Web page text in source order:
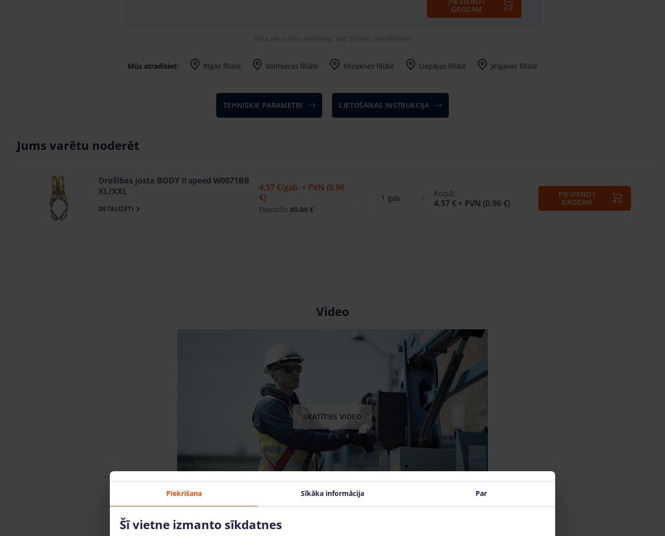
GROZAM
Gala cena būs redzama, kad būsiet pieslēdzies!
Mūs atradīsiet: Rīgas filiāle Valmieras filiāle Rēzeknes filiāle Liepājas filiāle Jelgavas filiāle
TEHNISKIE PARAMETRI LIETOŠANAS INSTRUKCIJA
Jums varētu noderēt
Drošības josta BODY II speed W0071BB
XL/XXL
DETALIZĒTI
4.57 €/gab. + PVN (0.96
€)
Depozīts 80.00 €
gab.
Kopā:
4.57 €+ PVN (0.96 €)
PIEVIENOT
GROZAM
Video
SKATĪTIES VIDEO
Piekrišana Sīkāka informācija Par
Šī vietne izmanto sīkdatnes